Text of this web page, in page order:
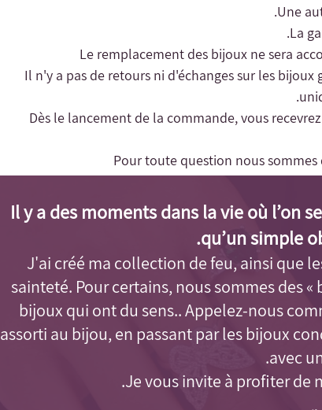
Une
- Il n'y a pas de retours ni d'échanges sur les
- Dès le lancement de la commande, vous
Pour toute question nous
Il y a des moments dans la vie où l’on
qu’un simple
J'ai créé ma collection de feu, ainsi que
sainteté. Pour certains, nous sommes des
bijoux qui ont du sens.. Appelez-nous
assorti au bijou, en passant par les bijoux
avec
Je vous invite à profiter de